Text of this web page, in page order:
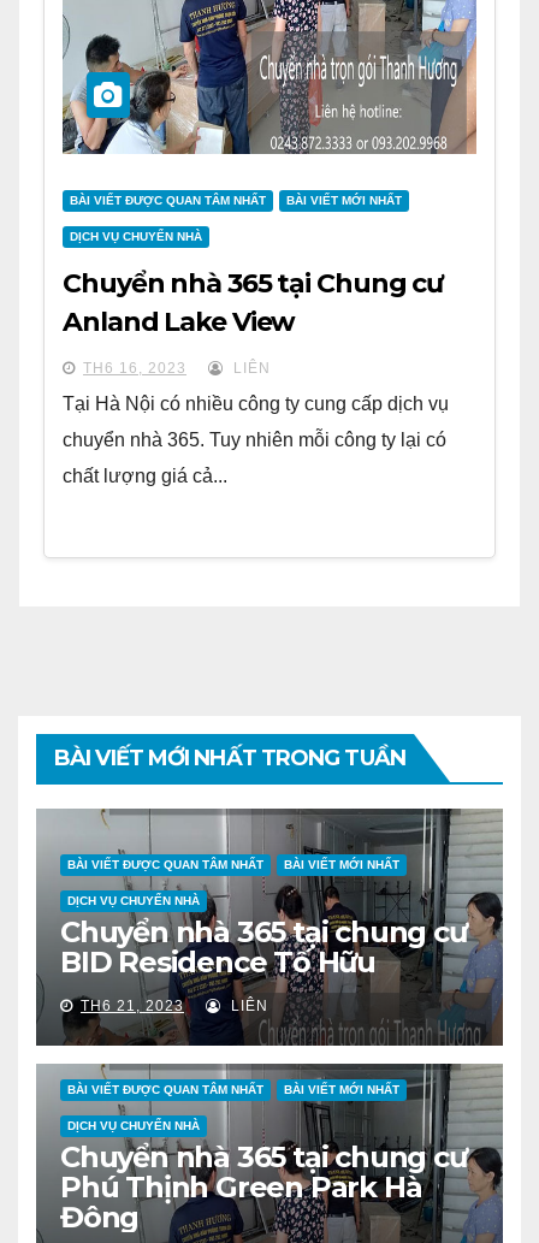
BÀI VIẾT ĐƯỢC QUAN TÂM NHẤT BÀI VIẾT MỚI NHẤT
DỊCH VỤ CHUYỂN NHÀ
Chuyển nhà 365 tại Chung cư
Anland Lake View
TH6 16, 2023 LIÊN
Tại Hà Nội có nhiều công ty cung cấp dịch vụ
chuyển nhà 365. Tuy nhiên mỗi công ty lại có
chất lượng giá cả...
BÀI VIẾT MỚI NHẤT TRONG TUẦN
BÀI VIẾT ĐƯỢC QUAN TÂM NHẤT BÀI VIẾT MỚI NHẤT
DỊCH VỤ CHUYỂN NHÀ
Chuyển nhà 365 tại chung cư
BID Residence Tố Hữu
TH6 21, 2023 LIÊN
BÀI VIẾT ĐƯỢC QUAN TÂM NHẤT BÀI VIẾT MỚI NHẤT
DỊCH VỤ CHUYỂN NHÀ
Chuyển nhà 365 tại chung cư
Phú Thịnh Green Park Hà
Đông